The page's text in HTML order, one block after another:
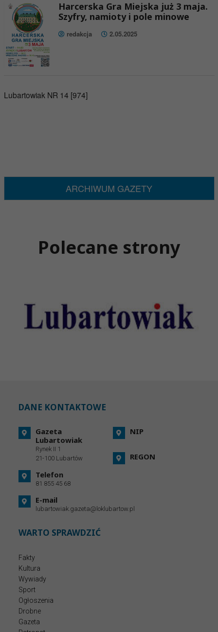
Harcerska Gra Miejska już 3 maja.
Szyfry, namioty i pole minowe
redakcja 2.05.2025
Lubartowiak NR 14 [974]
ARCHIWUM GAZETY
Polecane strony
DANE KONTAKTOWE
Gazeta
Lubartowiak
Rynek II 1
21-100 Lubartów
Telefon
81 855 45 68
E-mail
lubartowiak.gazeta@loklubartow.pl
NIP
REGON
WARTO SPRAWDZIĆ
Fakty
Kultura
Wywiady
Sport
Ogłoszenia
Drobne
Gazeta